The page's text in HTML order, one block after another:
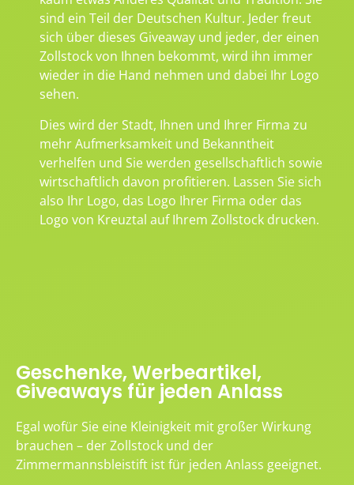
sind ein Teil der Deutschen Kultur. Jeder freut
sich über dieses Giveaway und jeder, der einen
Zollstock von Ihnen bekommt, wird ihn immer
wieder in die Hand nehmen und dabei Ihr Logo
sehen.
Dies wird der Stadt, Ihnen und Ihrer Firma zu
mehr Aufmerksamkeit und Bekanntheit
verhelfen und Sie werden gesellschaftlich sowie
wirtschaftlich davon profitieren. Lassen Sie sich
also Ihr Logo, das Logo Ihrer Firma oder das
Logo von Kreuztal auf Ihrem Zollstock drucken.
Geschenke, Werbeartikel,
Giveaways für jeden Anlass
Egal wofür Sie eine Kleinigkeit mit großer Wirkung
brauchen – der Zollstock und der
Zimmermannsbleistift ist für jeden Anlass geeignet.